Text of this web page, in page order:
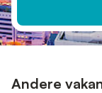
Andere